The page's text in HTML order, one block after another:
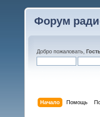
Форум
Добро пожаловать,
Начало Помощь